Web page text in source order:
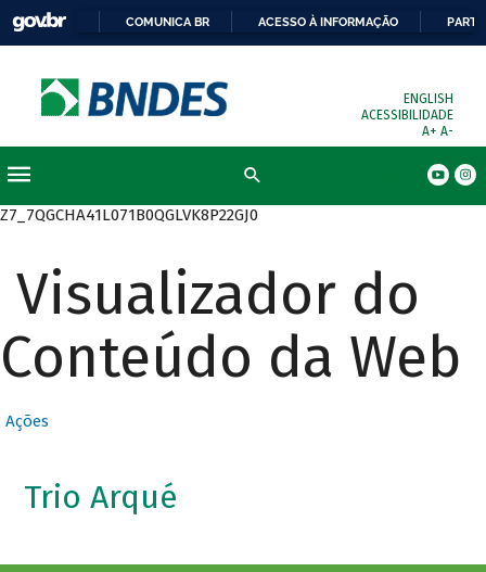
COMUNICA BR ACESSO À INFORMAÇÃO
ENGLISH
ACESSIBILIDADE
A+ A-
Z7_7QGCHA41L071B0QGLVK8P22GJ0
Visualizador do
Conteúdo da Web
Ações
Trio Arqué